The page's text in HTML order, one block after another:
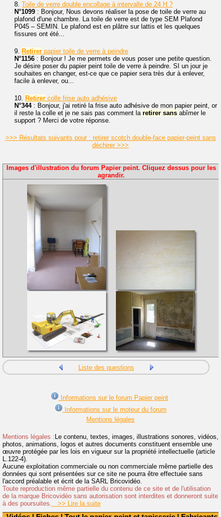
8. Toile de verre double encollage à intervalle de 24 H ?
N°1099 : Bonjour, Nous devons réaliser la pose de toile de verre au
plafond d'une chambre. La toile de verre est de type SEM Plafond
P045 – SEMIN. Le plafond est en plâtre sur lattis et les quelques
fissures ont été...
9. Retirer papier toile de verre à peindre
N°1156 : Bonjour ! Je me permets de vous poser une petite question.
Je désire poser du papier peint toile de verre à peindre. SI un jour je
souhaites en changer, est-ce que ce papier sera très dur à enlever,
facile à enlever, ou...
10. Retirer colle frise auto adhésive
N°344: Bonjour, j'ai retiré la frise auto adhésive de mon papier peint, or
il reste la colle et je ne sais pas comment la retirer sans abîmer le
support ? Merci de votre réponse.
>>> Résultats suivants pour : retirer scotch double-face papier-peint sans
déchirer >>>
Images d'illustration du forum Papier peint. Cliquez dessus pour les
agrandir.
Liste des questions
Informations sur le forum Papier peint
Informations sur le moteur du forum
Mentions légales
Mentions légales : Le contenu, textes, images, illustrations sonores, vidéos,
photos, animations, logos et autres documents constituent ensemble une
œuvre protégée par les lois en vigueur sur la propriété intellectuelle (article
L.122-4).
Aucune exploitation commerciale ou non commerciale même partielle des
données qui sont présentées sur ce site ne pourra être effectuée sans
l'accord préalable et écrit de la SARL Bricovidéo.
Toute reproduction même partielle du contenu de ce site et de l'utilisation
de la marque Bricovidéo sans autorisation sont interdites et donneront suite
à des poursuites. >> Lire la suite